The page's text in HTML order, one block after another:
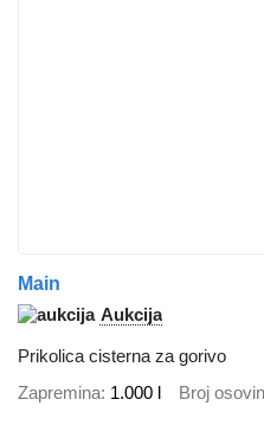
Main
Aukcija
Prikolica cisterna za gorivo
Zapremina 1.000 l Broj